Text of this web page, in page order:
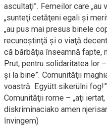
ascultaţi”. Femeilor care
„sunteţi cetăţeni egali şi
„au pus mai presus binele
recunoştinţă şi o viaţă
că bărbăţia înseamnă fapte,
Prut, pentru solidaritatea lor
şi la bine”. Comunităţii
voastră. Együtt sikerülni
Comunităţii rome – „aţi
diskriminaciako amen
învingem)